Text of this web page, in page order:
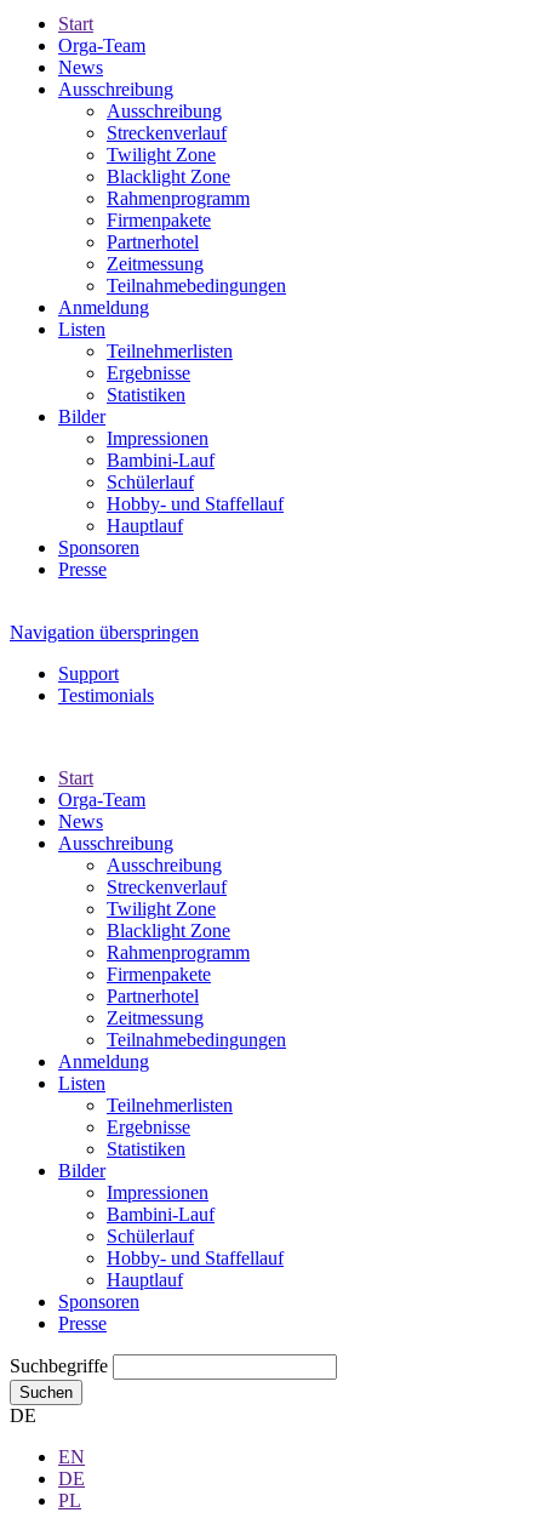
Start
Orga-Team
News
Ausschreibung
Ausschreibung
Streckenverlauf
Twilight Zone
Blacklight Zone
Rahmenprogramm
Firmenpakete
Partnerhotel
Zeitmessung
Teilnahmebedingungen
Anmeldung
Listen
Teilnehmerlisten
Ergebnisse
Statistiken
Bilder
Impressionen
Bambini-Lauf
Schülerlauf
Hobby- und Staffellauf
Hauptlauf
Sponsoren
Presse
Navigation überspringen
Support
Testimonials
Start
Orga-Team
News
Ausschreibung
Ausschreibung
Streckenverlauf
Twilight Zone
Blacklight Zone
Rahmenprogramm
Firmenpakete
Partnerhotel
Zeitmessung
Teilnahmebedingungen
Anmeldung
Listen
Teilnehmerlisten
Ergebnisse
Statistiken
Bilder
Impressionen
Bambini-Lauf
Schülerlauf
Hobby- und Staffellauf
Hauptlauf
Sponsoren
Presse
Suchbegriffe
Suchen
DE
EN
DE
PL